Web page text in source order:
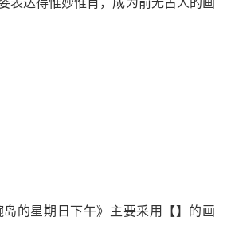
表达得惟妙惟肖，成为前无古人的画
岛的星期日下午》主要采用【】的画